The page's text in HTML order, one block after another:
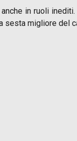
in ruoli
sesta migliore del